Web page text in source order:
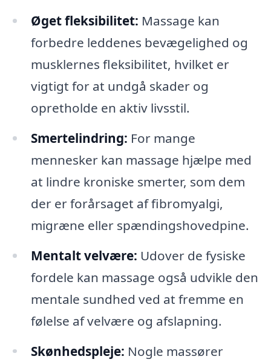
Øget fleksibilitet: Massage kan
forbedre leddenes bevægelighed og
musklernes fleksibilitet, hvilket er
vigtigt for at undgå skader og
opretholde en aktiv livsstil.
Smertelindring: For mange
mennesker kan massage hjælpe med
at lindre kroniske smerter, som dem
der er forårsaget af fibromyalgi,
migræne eller spændingshovedpine.
Mentalt velvære: Udover de fysiske
fordele kan massage også udvikle den
mentale sundhed ved at fremme en
følelse af velvære og afslapning.
Skønhedspleje: Nogle massører